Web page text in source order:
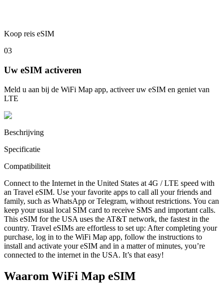
Koop reis eSIM
03
Uw eSIM activeren
Meld u aan bij de WiFi Map app, activeer uw eSIM en geniet van
LTE
Beschrijving
Specificatie
Compatibiliteit
Connect to the Internet in the United States at 4G / LTE speed with
an Travel eSIM. Use your favorite apps to call all your friends and
family, such as WhatsApp or Telegram, without restrictions. You can
keep your usual local SIM card to receive SMS and important calls.
This eSIM for the USA uses the AT&T network, the fastest in the
country. Travel eSIMs are effortless to set up: After completing your
purchase, log in to the WiFi Map app, follow the instructions to
install and activate your eSIM and in a matter of minutes, you’re
connected to the internet in the USA. It’s that easy!
Waarom WiFi Map eSIM